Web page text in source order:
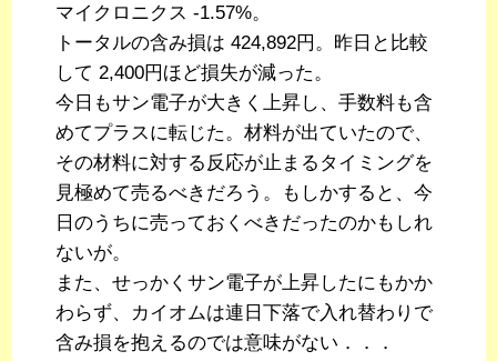
マイクロニクス -1.57%。
トータルの含み損は 424,892円。昨日と比較
して 2,400円ほど損失が減った。
今日もサン電子が大きく上昇し、手数料も含
めてプラスに転じた。材料が出ていたので、
その材料に対する反応が止まるタイミングを
見極めて売るべきだろう。もしかすると、今
日のうちに売っておくべきだったのかもしれ
ないが。
また、せっかくサン電子が上昇したにもかか
わらず、カイオムは連日下落で入れ替わりで
含み損を抱えるのでは意味がない．．．